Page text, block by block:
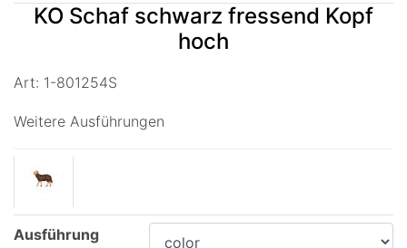
KO Schaf schwarz fressend Kopf
hoch
Art: 1-801254S
Weitere Ausführungen
Ausführung